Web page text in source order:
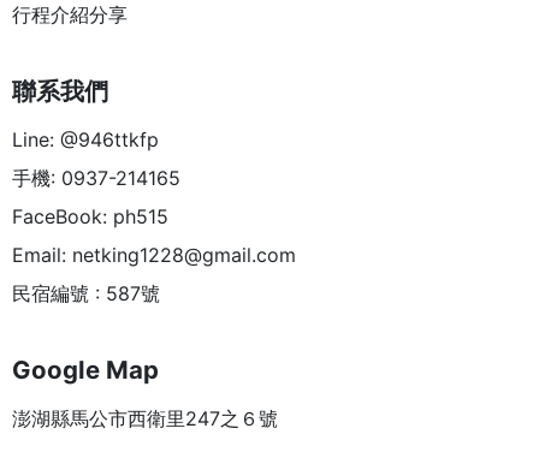
行程介紹分享
聯系我們
Line: @946ttkfp
手機: 0937-214165
FaceBook: ph515
Email: netking1228@gmail.com
民宿編號 : 587號
Google Map
澎湖縣馬公市西衛里247之６號